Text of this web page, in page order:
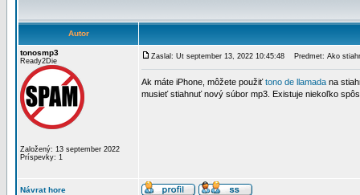
Autor
tonosmp3
Ready2Die
Založený: 13 september 2022
Príspevky: 1
Zaslal: Ut september 13, 2022 10:45:48 Predmet: Ako
Ak máte iPhone, môžete použiťtono de llamada na
musieť stiahnuť nový súbor mp3. Existuje niekoľko
Návrat hore